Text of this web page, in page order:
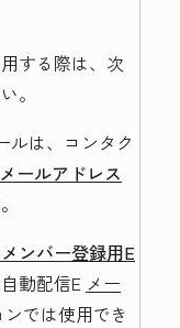
する際は、次
。
ルは、コンタク
ールアドレス
ンバー登録用E
動配信E メー
では使用でき